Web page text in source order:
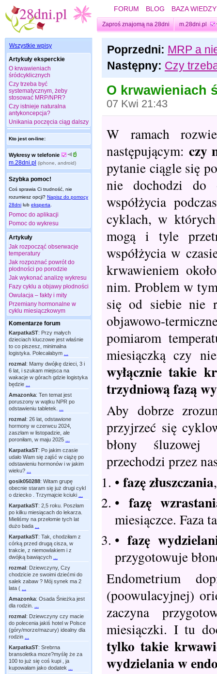
FORUM BLOG BAZA WIEDZY
Zaproś znajomą na 28dni m.28dni.pl
Wszystkie wpisy
Artykuły eksperckie
O krwawieniach
śródcyklicznych
Czy trzeba być
systematycznym, żeby
stosować MRP/NPR?
Czy istnieje naturalna
antykoncepcja?
Unikania poczęcia ciąg dalszy
Kto jest on-line:
Wykresy w telefonie
m.28dni.pl (iphone, android)
Szybka pomoc!
Coś sprawia Ci trudność, nie
rozumiesz opcji? Napisz do pomocy
28dni lub eksperta
Pomoc do aplikacji
Pomoc do wykresu
Artykuły
Jak rozpocząć obserwacje
temperatury
Jak rozpoznać powrót do
płodności po porodzie
Jak wykonać analizę wykresu
Fazy cyklu a objawy płodności
Owulacja – fakty i mity
Przemiany hormonalne w
cyklu miesiączkowym
Komentarze forum
KarpatkaST: Przy małych
dzieciach kluczowe jest właśnie
to co piszesz, minimalna
logistyka. Polecałabym
rozmal: Mamy dwójkę dzieci, 3 i
6 lat, i szukam miejsca na
wakacje w górach gdzie logistyka
będzie
Amazonka: Ten temat jest
poruszony w wątku NPR po
odstawieniu tabletek.
rozmal: 26 lat, odstawione
hormony w czerwcu 2024,
zaszłam w listopadzie, ale
poroniłam, w maju 2025
KarpatkaST: Po jakim czasie
udało Wam się zajść w ciążę po
odstawieniu hormonów i w jakim
wieku?
gosik050288: Witam grupę
obecnie staram się już drugi cykl
o dziecko . Trzymajcie kciuki
KarpatkaST: 2,5 roku. Poszłam
po kilku miesiącach do lekarza.
Mieliśmy na przełomie tych lat
dużo bada
KarpatkaST: Tak, chodziłam z
córką przed drugą cisza, w
trakcie, z niemowlakiem i z
dwójką bawiących
rozmal: Dziewczyny, Czy
chodzicie ze swoimi dziećmi do
salek zabaw ? Mój synek ma 2
lata (
Amazonka: Osada Śnieżka jest
dla rodzin.
rozmal: Dziewczyny czy macie
do polecenia jakiś hotel w Polsce
(góry/morze/mazury) idealny dla
rodzin
KarpatkaST: Srebrna
bransoletka moze?myślę że za
100 to już się coś kupi , ja
kupowałam jako dodatek
Poprzedni: MRP a
Następny: Czy
O krwawieniach
07 Kwi 21:43
W ramach
następującym: czy
pytanie ciągle się
nie dochodzi do
współżycia
cyklach, w
mogą i tyle
współżycia w
krwawieniem
nim. Problem w
się od siebie nie
objawowo-
pomiarom
miesiączką czy
wyłącznie takie
trzydniową fazą
Aby dobrze
przyjrzeć się
błony śluzowej
przechodzi przez
• fazę złuszczania
• fazę
miesiączce. Faza
•fazę
przygotowuje
Endometrium
(poowulacyjnej)
zaczyna
miesiączki. I tu
tylko takie
wydzielania w